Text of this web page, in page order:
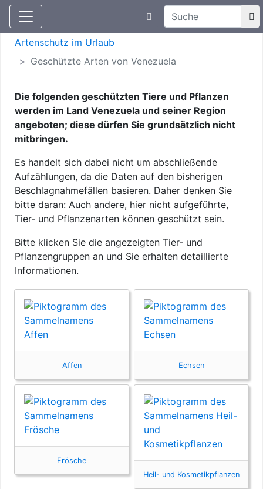
Aktuelle Meldungen
Suchtexteingabe
Artenschutz
Artenschutz im Urlaub
Geschützte Arten von Venezuela
Die folgenden geschützten Tiere und Pflanzen
werden im Land Venezuela und seiner Region
angeboten; diese dürfen Sie grundsätzlich nicht
mitbringen.
Es handelt sich dabei nicht um abschließende
Aufzählungen, da die Daten auf den bisherigen
Beschlagnahmefällen basieren. Daher denken Sie
bitte daran: Auch andere, hier nicht aufgeführte,
Tier- und Pflanzenarten können geschützt sein.
Bitte klicken Sie die angezeigten Tier- und
Pflanzengruppen an und Sie erhalten detaillierte
Informationen.
Affen Echsen
Frösche
Heil- und Kosmetikpflanzen